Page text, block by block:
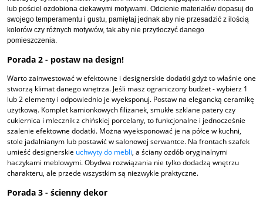
lub pościel ozdobiona ciekawymi motywami. Odcienie materiałów dopasuj do
swojego temperamentu i gustu, pamiętaj jednak aby nie przesadzić z ilością
kolorów czy różnych motywów, tak aby nie przytłoczyć danego
pomieszczenia.
Porada 2 - postaw na design!
Warto zainwestować w efektowne i designerskie dodatki gdyż to właśnie one
stworzą klimat danego wnętrza. Jeśli masz ograniczony budżet - wybierz 1
lub 2 elementy i odpowiednio je wyeksponuj. Postaw na elegancką ceramikę
użytkową. Komplet kamionkowych filiżanek, smukłe szklane patery czy
cukiernica i mlecznik z chińskiej porcelany, to funkcjonalne i jednocześnie
szalenie efektowne dodatki. Można wyeksponować je na półce w kuchni,
stole jadalnianym lub postawić w salonowej serwantce. Na frontach szafek
umieść designerskie uchwyty do mebli, a ściany ozdób oryginalnymi
haczykami meblowymi. Obydwa rozwiązania nie tylko dodadzą wnętrzu
charakteru, ale przede wszystkim są niezwykle praktyczne.
Porada 3 - ścienny dekor